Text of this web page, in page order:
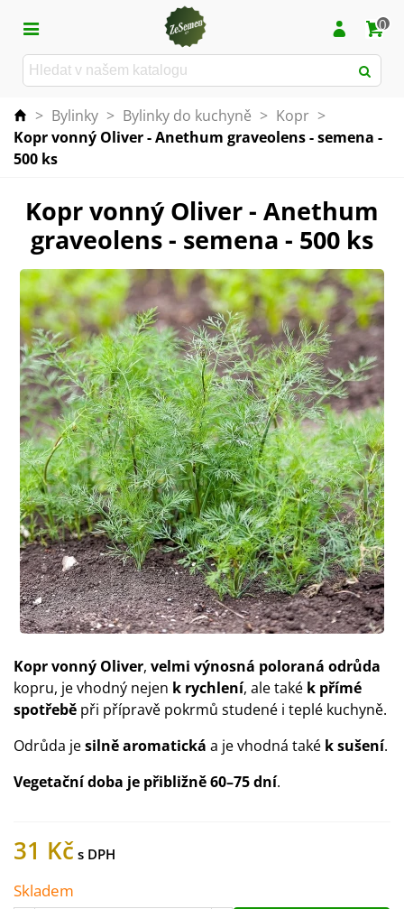
0
> Bylinky > Bylinky do kuchyně > Kopr >
Kopr vonný Oliver - Anethum graveolens - semena -
500 ks
Kopr vonný Oliver - Anethum
graveolens - semena - 500 ks
Kopr vonný Oliver, velmi výnosná poloraná odrůda
kopru, je vhodný nejen k rychlení, ale také k přímé
spotřebě při přípravě pokrmů studené i teplé kuchyně.
Odrůda jesilně aromatická a je vhodná také k sušení.
Vegetační doba je přibližně60–75 dní.
31 Kč
Skladem